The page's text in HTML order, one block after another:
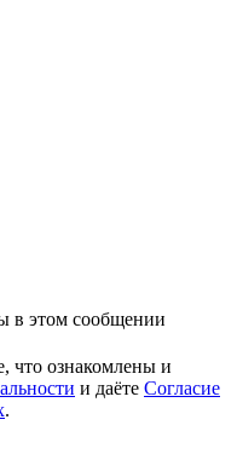
в этом сообщении
что ознакомлены и
и даёте Согласие
.